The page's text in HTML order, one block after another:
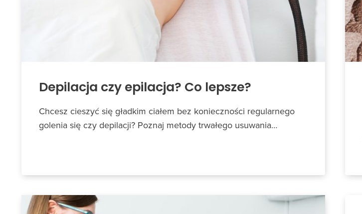
Depilacja czy epilacja? Co lepsze?
Chcesz cieszyć się gładkim ciałem bez konieczności regularnego
golenia się czy depilacji? Poznaj metody trwałego usuwania…